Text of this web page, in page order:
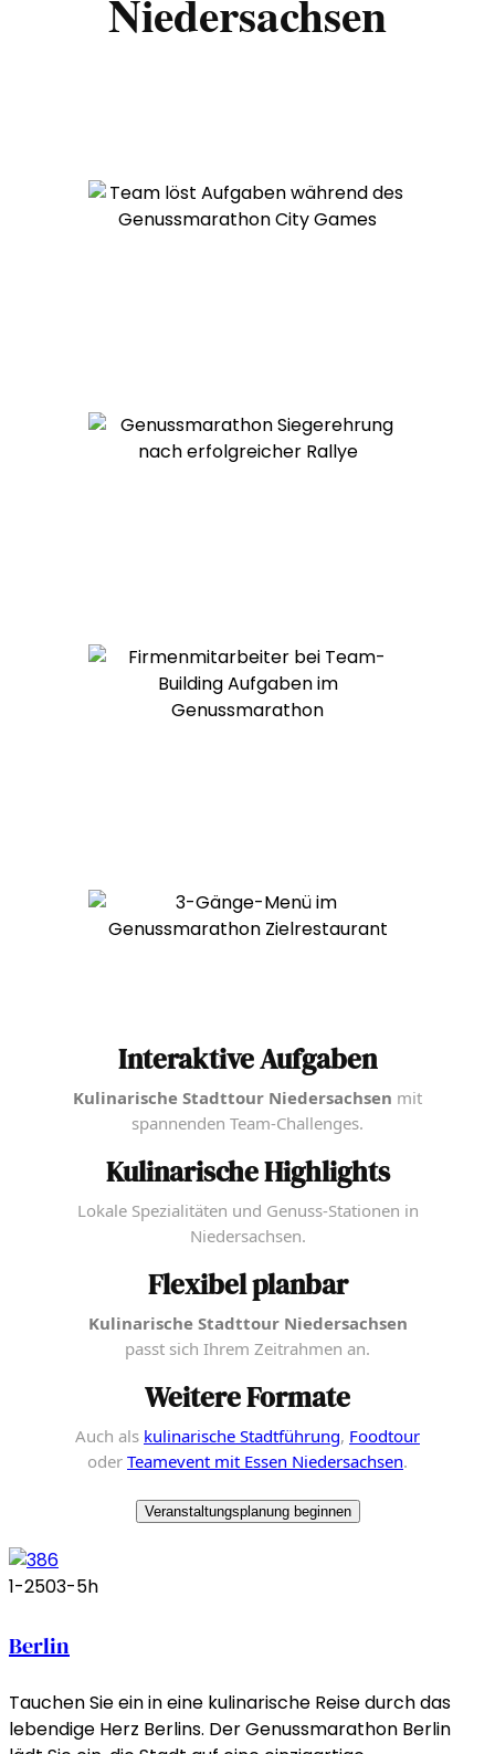
Niedersachsen
Interaktive Aufgaben
Kulinarische Stadttour Niedersachsen mit
spannenden Team-Challenges.
Kulinarische Highlights
Lokale Spezialitäten und Genuss-Stationen in
Niedersachsen.
Flexibel planbar
Kulinarische Stadttour Niedersachsen
passt sich Ihrem Zeitrahmen an.
Weitere Formate
Auch als kulinarische Stadtführung, Foodtour
oder Teamevent mit Essen Niedersachsen.
Veranstaltungsplanung beginnen
1-2503-5h
Berlin
Tauchen Sie ein in eine kulinarische Reise durch das
lebendige Herz Berlins. Der Genussmarathon Berlin